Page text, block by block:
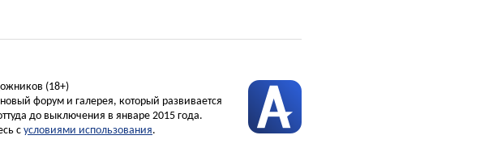
(18+)
форум и галерея, который развивается
до выключения в январе 2015 года.
с условиями использования.